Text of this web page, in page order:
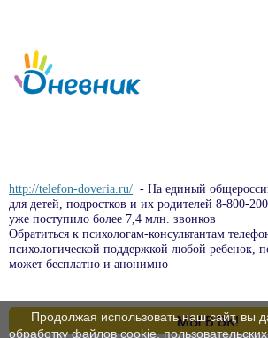
http://telefon-doveria.ru/ - На единый
для детей, подростков и их родителей 8-800-
уже поступило более 7,4 млн. звонков
Обратиться к психологам-консультантам
психологической поддержкой любой ребенок,
может бесплатно и анонимно
МЫ В ВК!
Продолжая использовать наш сайт, вы
обработку файлов cookie,